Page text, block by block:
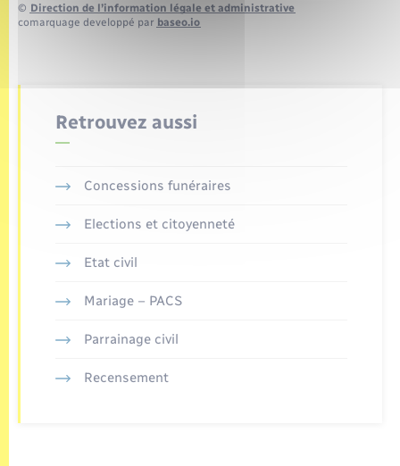
© Direction de l’information légale et administrative
comarquage developpé par baseo.io
Retrouvez aussi
Concessions funéraires
Elections et citoyenneté
Etat civil
Mariage – PACS
Parrainage civil
Recensement